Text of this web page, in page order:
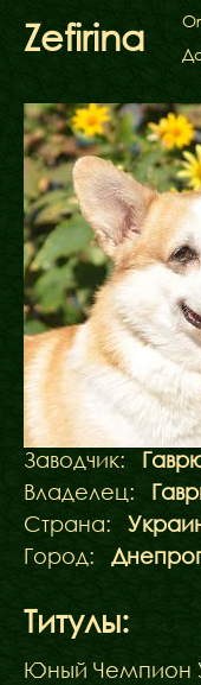
Zefirina
Заводчик:
Владелец:
Страна:
Город:
Титулы:
Юный Чемпион
БЛОГ